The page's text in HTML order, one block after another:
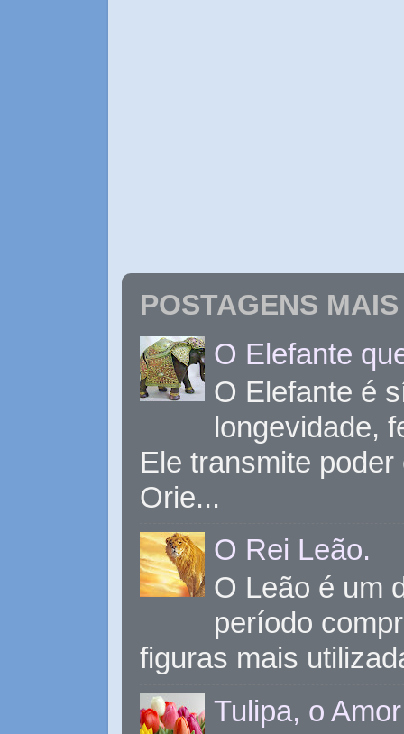
POSTAGENS
O Elefante
O Elefante é
longevidade,
Ele transmite
Orie...
O Rei Leão.
O Leão é um
período
figuras mais
Tulipa, o